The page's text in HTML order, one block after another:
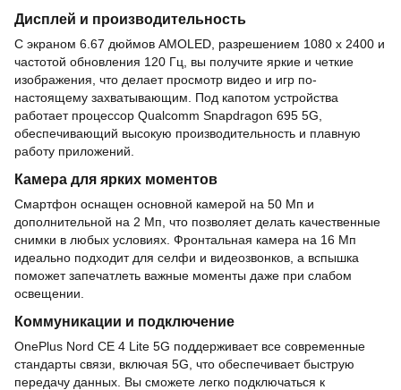
Дисплей и производительность
С экраном 6.67 дюймов AMOLED, разрешением 1080 x 2400 и
частотой обновления 120 Гц, вы получите яркие и четкие
изображения, что делает просмотр видео и игр по-
настоящему захватывающим. Под капотом устройства
работает процессор Qualcomm Snapdragon 695 5G,
обеспечивающий высокую производительность и плавную
работу приложений.
Камера для ярких моментов
Смартфон оснащен основной камерой на 50 Мп и
дополнительной на 2 Мп, что позволяет делать качественные
снимки в любых условиях. Фронтальная камера на 16 Мп
идеально подходит для селфи и видеозвонков, а вспышка
поможет запечатлеть важные моменты даже при слабом
освещении.
Коммуникации и подключение
OnePlus Nord CE 4 Lite 5G поддерживает все современные
стандарты связи, включая 5G, что обеспечивает быструю
передачу данных. Вы сможете легко подключаться к